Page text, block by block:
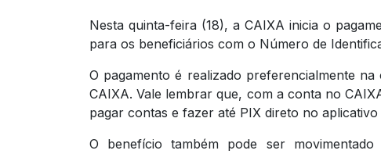
Nesta quinta-feira (18), a CAIXA inicia o
para os beneficiários com o Número de
O pagamento é realizado preferencialmente
CAIXA. Vale lembrar que, com a conta no
pagar contas e fazer até PIX direto no
O benefício também pode ser